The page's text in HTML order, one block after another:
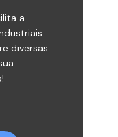
a
diversas